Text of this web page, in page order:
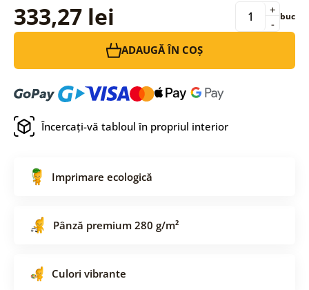
333,27 lei -
+ buc
ADAUGĂ ÎN COȘ
Încercați-vă tabloul în propriul interior
Imprimare ecologică
Pânză premium 280 g/m²
Culori vibrante